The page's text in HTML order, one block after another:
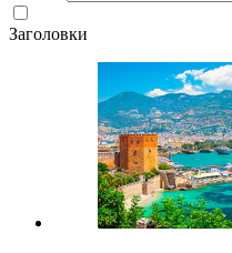
Заголовки